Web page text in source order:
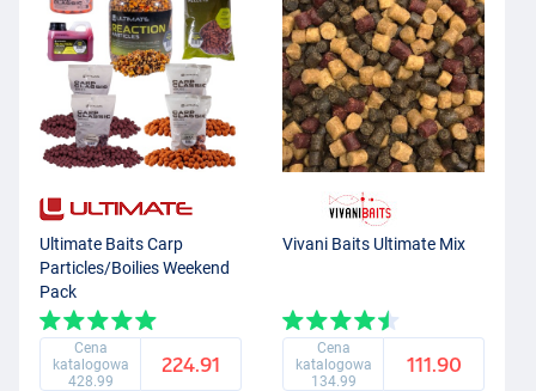
Ultimate Baits Carp
Particles/Boilies Weekend
Pack
Cena
katalogowa
428.99
224.91
Vivani Baits Ultimate Mix
Cena
katalogowa
134.99
111.90